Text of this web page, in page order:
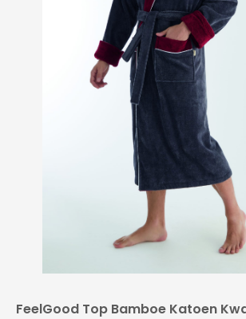
FeelGood Top Bamboe Katoen